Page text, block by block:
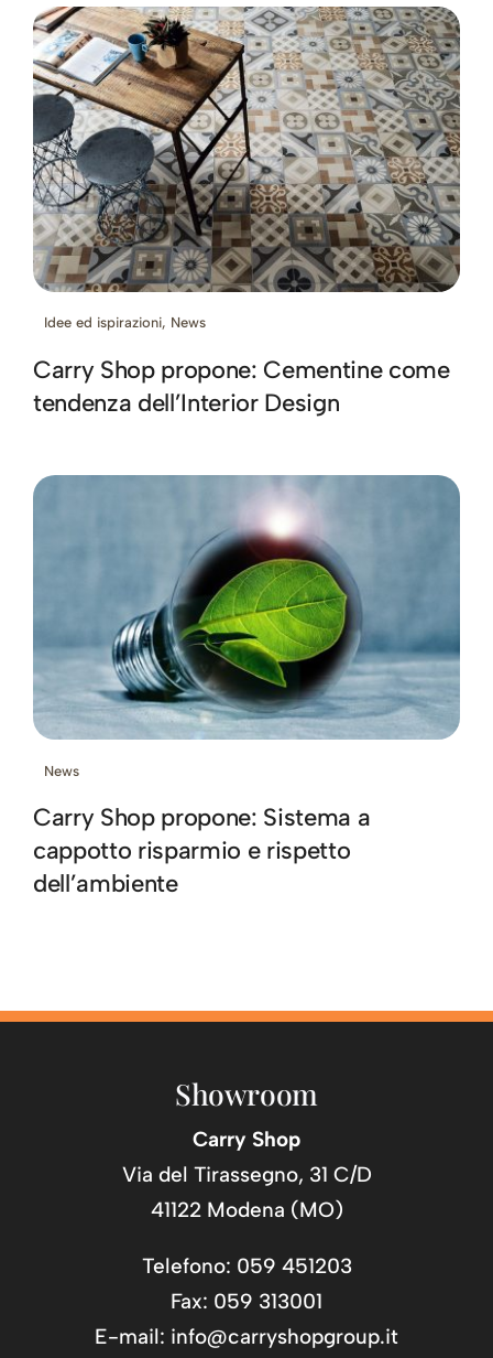
Idee ed ispirazioni, News
Carry Shop propone: Cementine come
tendenza dell’Interior Design
News
Carry Shop propone: Sistema a
cappotto risparmio e rispetto
dell’ambiente
Showroom
Carry Shop
Via del Tirassegno, 31 C/D
41122 Modena (MO)
Telefono: 059 451203
Fax: 059 313001
E-mail: info@carryshopgroup.it